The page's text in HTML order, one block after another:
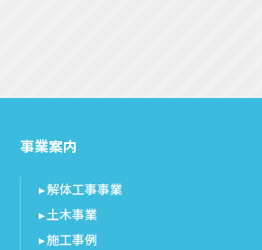
事業案内
解体工事事業
土木事業
施工事例